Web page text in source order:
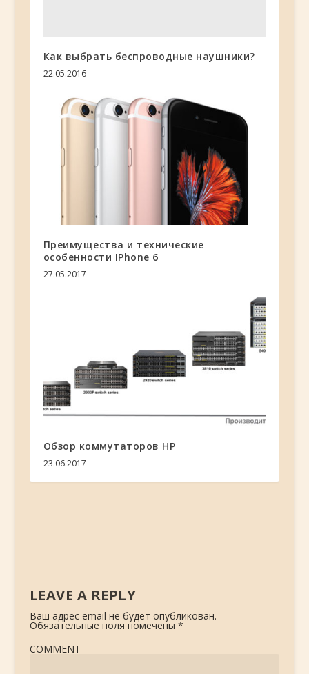
Как выбрать беспроводные наушники?
22.05.2016
Преимущества и технические
особенности IPhone 6
27.05.2017
Обзор коммутаторов HP
23.06.2017
LEAVE A REPLY
Ваш адрес email не будет опубликован.
Обязательные поля помечены *
COMMENT